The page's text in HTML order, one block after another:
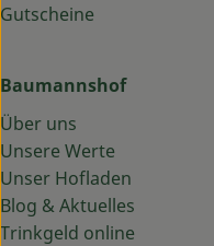
Gutscheine
Baumannshof
Über uns
Unsere Werte
Unser Hofladen
Blog & Aktuelles
Trinkgeld online